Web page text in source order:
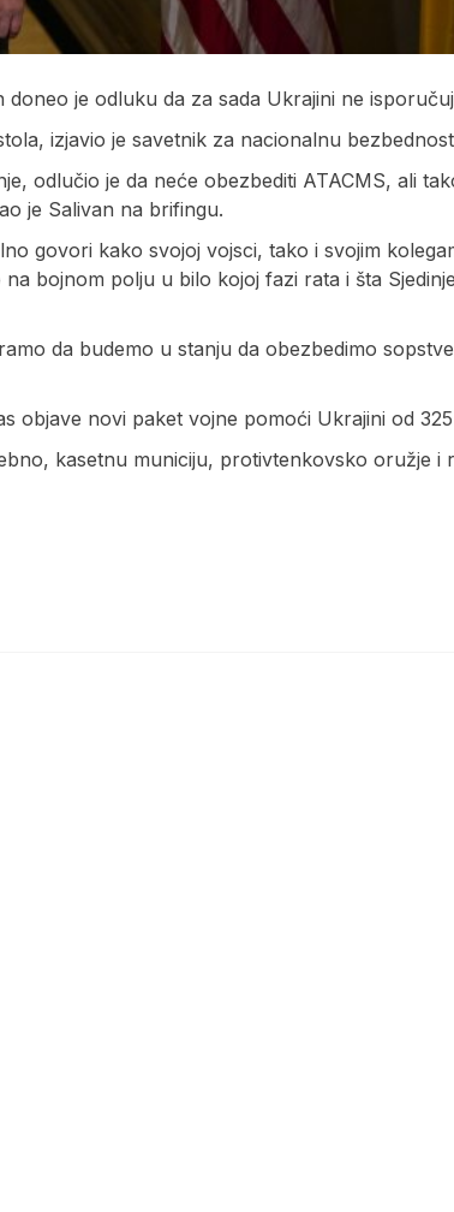
je odluku da za sada Ukrajini ne
izjavio je savetnik za nacionalnu
odlučio je da neće obezbediti ATACMS, ali
je Salivan na brifingu.
govori kako svojoj vojsci, tako i svojim
bojnom polju u bilo kojoj fazi rata i šta
da budemo u stanju da obezbedimo
objave novi paket vojne pomoći Ukrajini od
kasetnu municiju, protivtenkovsko oružje i